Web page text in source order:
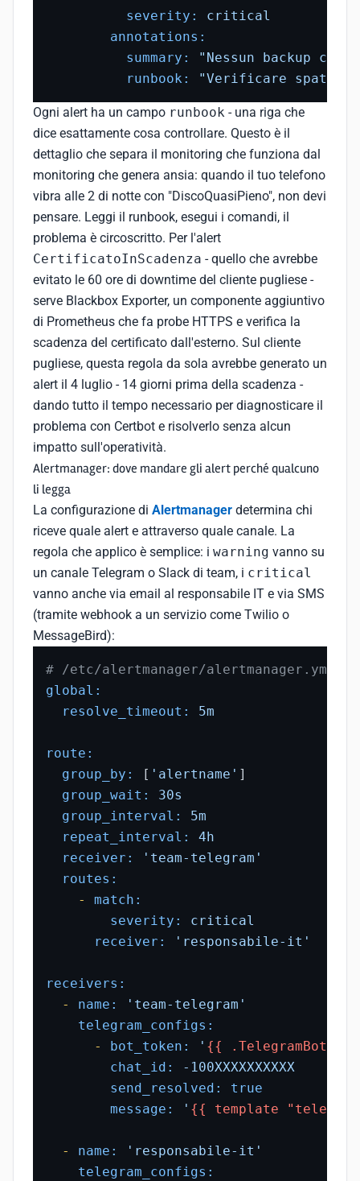
severity:
critical
annotations:
summary:
"Nessun backup
runbook:
"Verificare spatie/
Ogni alert ha un campo runbook - una riga che
dice esattamente cosa controllare. Questo è il
dettaglio che separa il monitoring che funziona dal
monitoring che genera ansia: quando il tuo telefono
vibra alle 2 di notte con "DiscoQuasiPieno", non devi
pensare. Leggi il runbook, esegui i comandi, il
problema è circoscritto. Per l'alert
CertificatoInScadenza - quello che avrebbe
evitato le 60 ore di downtime del cliente pugliese -
serve Blackbox Exporter, un componente aggiuntivo
di Prometheus che fa probe HTTPS e verifica la
scadenza del certificato dall'esterno. Sul cliente
pugliese, questa regola da sola avrebbe generato un
alert il 4 luglio - 14 giorni prima della scadenza -
dando tutto il tempo necessario per diagnosticare il
problema con Certbot e risolverlo senza alcun
impatto sull'operatività.
Alertmanager: dove mandare gli alert perché qualcuno
li legga
La configurazione di Alertmanager determina chi
riceve quale alert e attraverso quale canale. La
regola che applico è semplice: i warning vanno su
un canale Telegram o Slack di team, i critical
vanno anche via email al responsabile IT e via SMS
(tramite webhook a un servizio come Twilio o
MessageBird):
# /etc/alertmanager/alertmanager.yml
global:
resolve_timeout:
5m
route:
group_by:
[ 'alertname' ]
group_wait:
30s
group_interval:
5m
repeat_interval:
4h
receiver:
'team-telegram'
routes:
-
match:
severity:
critical
receiver:
'responsabile-it'
receivers:
-
name:
'team-telegram'
telegram_configs:
-
bot_token: ' {{
chat_id:
-100XXXXXXXXXX
send_resolved:
true
message:
' {{ template
- name:
'responsabile-it'
telegram_configs: